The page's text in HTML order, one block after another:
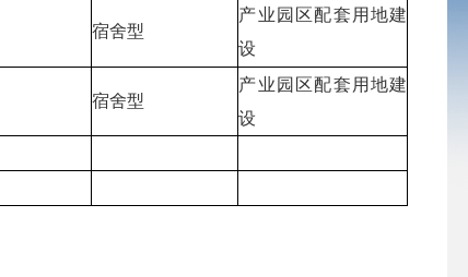
宿舍型
产业园区配套用地建
设
宿舍型
产业园区配套用地建
设